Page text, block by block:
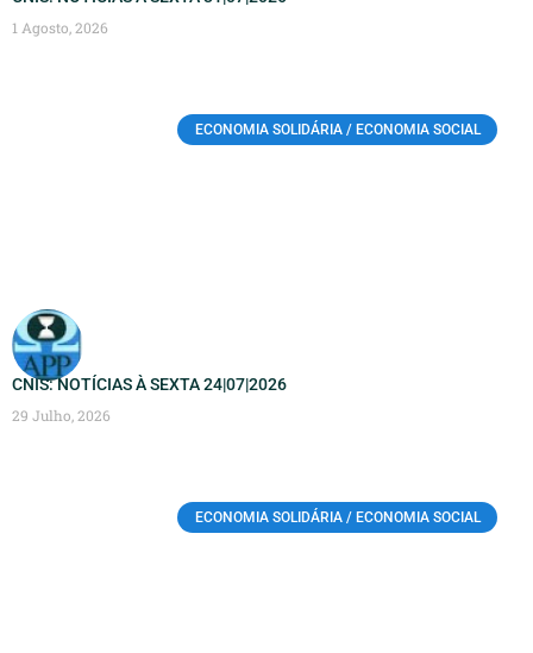
1 Agosto, 2026
ECONOMIA SOLIDÁRIA / ECONOMIA SOCIAL
CNIS: NOTÍCIAS À SEXTA 24|07|2026
29 Julho, 2026
ECONOMIA SOLIDÁRIA / ECONOMIA SOCIAL